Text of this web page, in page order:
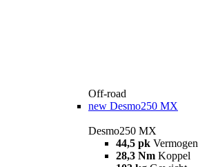
Off-road
new Desmo250 MX
Desmo250 MX
44,5 pk Vermogen
28,3 Nm Koppel